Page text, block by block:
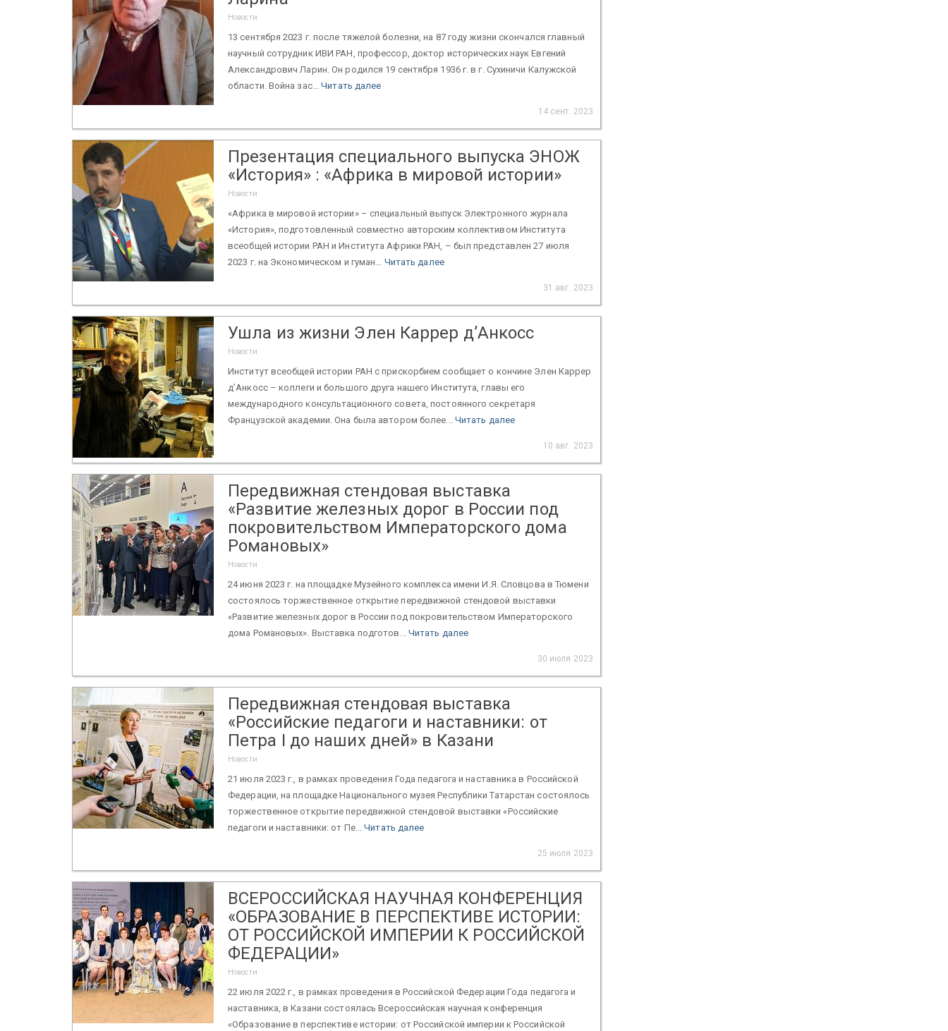
Новости
13 сентября 2023 г. после тяжелой болезни, на 87 году жизни скончался главный
научный сотрудник ИВИ РАН, профессор, доктор исторических наук Евгений
Александрович Ларин. Он родился 19 сентября 1936 г. в г. Сухиничи Калужской
области. Война зас...Читать далее
14 сент. 2023
Презентация специального выпуска ЭНОЖ
«История» : «Африка в мировой истории»
Новости
«Африка в мировой истории» – специальный выпуск Электронного журнала
«История», подготовленный совместно авторским коллективом Института
всеобщей истории РАН и Института Африки РАН, – был представлен 27 июля
2023 г. на Экономическом и гуман... Читать далее
31 авг. 2023
Ушла из жизни Элен Каррер д’Анкосс
Новости
Институт всеобщей истории РАН с прискорбием сообщает о кончине Элен Каррер
д’Анкосс – коллеги и большого друга нашего Института, главы его
международного консультационного совета, постоянного секретаря
Французской академии. Она была автором более... Читать далее
10 авг. 2023
Передвижная стендовая выставка
«Развитие железных дорог в России под
покровительством Императорского дома
Романовых»
Новости
24 июня 2023 г. на площадке Музейного комплекса имени И.Я. Словцова в Тюмени
состоялось торжественное открытие передвижной стендовой выставки
«Развитие железных дорог в России под покровительством Императорского
дома Романовых». Выставка подготов... Читать далее
30 июля 2023
Передвижная стендовая выставка
«Российские педагоги и наставники: от
Петра I до наших дней» в Казани
Новости
21 июля 2023 г., в рамках проведения Года педагога и наставника в Российской
Федерации, на площадке Национального музея Республики Татарстан состоялось
торжественное открытие передвижной стендовой выставки «Российские
педагоги и наставники: от Пе...Читать далее
25 июля 2023
ВСЕРОССИЙСКАЯ НАУЧНАЯ КОНФЕРЕНЦИЯ
«ОБРАЗОВАНИЕ В ПЕРСПЕКТИВЕ ИСТОРИИ:
ОТ РОССИЙСКОЙ ИМПЕРИИ К РОССИЙСКОЙ
ФЕДЕРАЦИИ»
Новости
22 июля 2022 г., в рамках проведения в Российской Федерации Года педагога и
наставника, в Казани состоялась Всероссийская научная конференция
«Образование в перспективе истории: от Российской империи к Российской